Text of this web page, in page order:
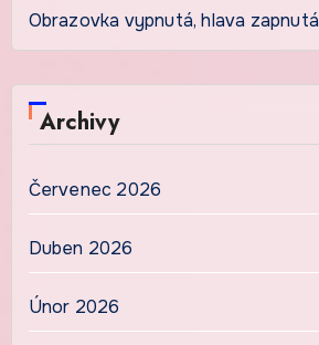
Obrazovka vypnutá, hlava zapnutá
Archivy
Červenec 2026
Duben 2026
Únor 2026